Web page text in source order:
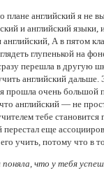
плане английский я не
и английский
английский, А в пятом
глупенькой на
перешла в другую
английский
прошла очень большой
английский — не
тебе становится
перестал еще
учить, потому что в
что у тебя